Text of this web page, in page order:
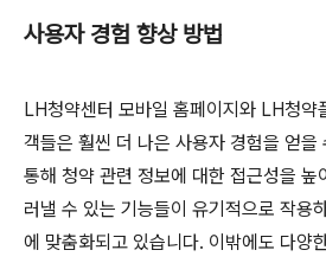
사용자 경험 향상 방법
LH청약센터 모바일 홈페이지와 LH청약
객들은 훨씬 더 나은 사용자 경험을 얻을
통해 청약 관련 정보에 대한 접근성을 높
러낼 수 있는 기능들이 유기적으로 작용
에 맞춤화되고 있습니다. 이밖에도 다양